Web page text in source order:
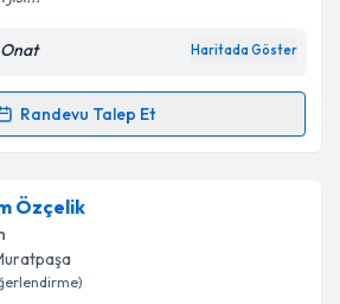
işlenmesine ilişkin
kabul ediyorum.
Talebini Gönder
Haritada Göster
Randevu Talep Et
Talebi
Onatiçin randevu takvimi talebi
uzmandan randevu almanız için bir
e-posta ile bilgilendireceğiz.
Özçelik